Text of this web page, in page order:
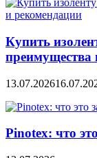
Купить
преимущества
13.07.2026
Pinotex: что